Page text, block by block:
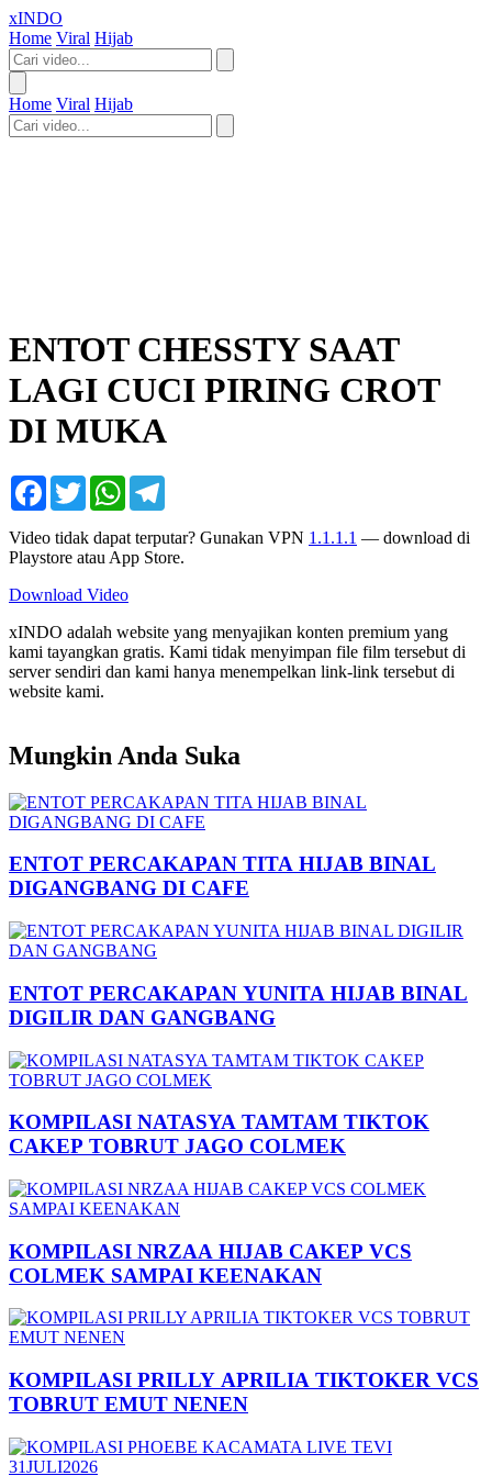
xINDO
Home Viral Hijab
Home Viral Hijab
ENTOT CHESSTY SAAT
LAGI CUCI PIRING CROT
DI MUKA
Facebook
TwitterWhatsApp
Video tidak dapat terputar? Gunakan VPN 1.1.1.1 — download di
Playstore atau App Store.
Download Video
xINDO adalah website yang menyajikan konten premium yang
kami tayangkan gratis. Kami tidak menyimpan file film tersebut di
server sendiri dan kami hanya menempelkan link-link tersebut di
website kami.
Mungkin Anda Suka
ENTOT PERCAKAPAN TITA HIJAB BINAL
DIGANGBANG DI CAFE
ENTOT PERCAKAPAN YUNITA HIJAB BINAL
DIGILIR DAN GANGBANG
KOMPILASI NATASYA TAMTAM TIKTOK
CAKEP TOBRUT JAGO COLMEK
KOMPILASI NRZAA HIJAB CAKEP VCS
COLMEK SAMPAI KEENAKAN
KOMPILASI PRILLY APRILIA TIKTOKER VCS
TOBRUT EMUT NENEN